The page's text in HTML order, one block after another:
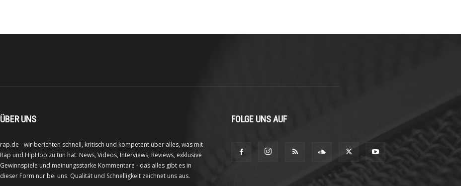
ÜBER UNS
rap.de - wir berichten schnell, kritisch und kompetent über alles, was mit
Rap und HipHop zu tun hat. News, Videos, Interviews, Reviews, exklusive
Gewinnspiele und meinungsstarke Kommentare - das alles gibt es in
dieser Form nur bei uns. Qualität und Schnelligkeit zeichnet uns aus.
FOLGE UNS AUF